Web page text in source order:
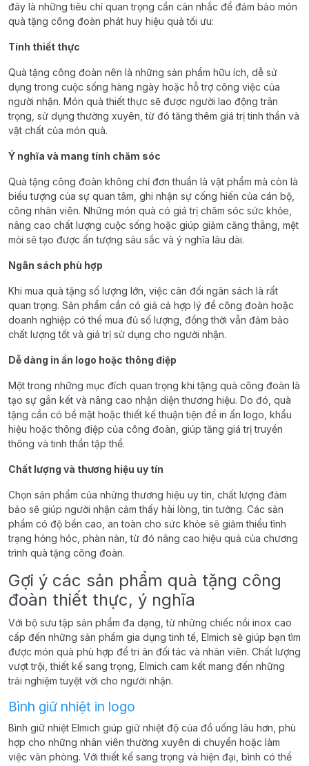
đây là những tiêu chí quan trọng cần cân nhắc để đảm bảo món
quà tặng công đoàn phát huy hiệu quả tối ưu:
Tính thiết thực
Quà tặng công đoàn nên là những sản phẩm hữu ích, dễ sử
dụng trong cuộc sống hàng ngày hoặc hỗ trợ công việc của
người nhận. Món quà thiết thực sẽ được người lao động trân
trọng, sử dụng thường xuyên, từ đó tăng thêm giá trị tinh thần và
vật chất của món quà.
Ý nghĩa và mang tính chăm sóc
Quà tặng công đoàn không chỉ đơn thuần là vật phẩm mà còn là
biểu tượng của sự quan tâm, ghi nhận sự cống hiến của cán bộ,
công nhân viên. Những món quà có giá trị chăm sóc sức khỏe,
nâng cao chất lượng cuộc sống hoặc giúp giảm căng thẳng, mệt
mỏi sẽ tạo được ấn tượng sâu sắc và ý nghĩa lâu dài.
Ngân sách phù hợp
Khi mua quà tặng số lượng lớn, việc cân đối ngân sách là rất
quan trọng. Sản phẩm cần có giá cả hợp lý để công đoàn hoặc
doanh nghiệp có thể mua đủ số lượng, đồng thời vẫn đảm bảo
chất lượng tốt và giá trị sử dụng cho người nhận.
Dễ dàng in ấn logo hoặc thông điệp
Một trong những mục đích quan trọng khi tặng quà công đoàn là
tạo sự gắn kết và nâng cao nhận diện thương hiệu. Do đó, quà
tặng cần có bề mặt hoặc thiết kế thuận tiện để in ấn logo, khẩu
hiệu hoặc thông điệp của công đoàn, giúp tăng giá trị truyền
thông và tinh thần tập thể.
Chất lượng và thương hiệu uy tín
Chọn sản phẩm của những thương hiệu uy tín, chất lượng đảm
bảo sẽ giúp người nhận cảm thấy hài lòng, tin tưởng. Các sản
phẩm có độ bền cao, an toàn cho sức khỏe sẽ giảm thiểu tình
trạng hỏng hóc, phàn nàn, từ đó nâng cao hiệu quả của chương
trình quà tặng công đoàn.
Gợi ý các sản phẩm quà tặng công
đoàn thiết thực, ý nghĩa
Với bộ sưu tập sản phẩm đa dạng, từ những chiếc nồi inox cao
cấp đến những sản phẩm gia dụng tinh tế, Elmich sẽ giúp bạn tìm
được món quà phù hợp để tri ân đối tác và nhân viên. Chất lượng
vượt trội, thiết kế sang trọng, Elmich cam kết mang đến những
trải nghiệm tuyệt vời cho người nhận.
Bình giữ nhiệt in logo
Bình giữ nhiệt Elmich giúp giữ nhiệt độ của đồ uống lâu hơn, phù
hợp cho những nhân viên thường xuyên di chuyển hoặc làm
việc văn phòng. Với thiết kế sang trọng và hiện đại, bình có thể